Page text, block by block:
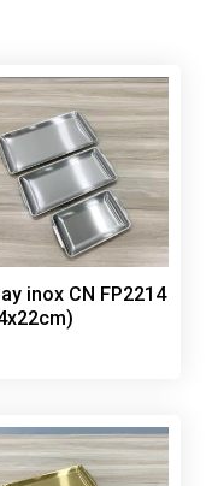
inox CN FP2214